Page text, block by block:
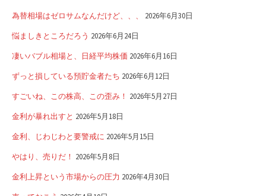
為替相場はゼロサムなんだけど、、、 2026年6月30日
悩ましきところだろう 2026年6月24日
凄いバブル相場と、日経平均株価 2026年6月16日
ずっと損している預貯金者たち 2026年6月12日
すごいね、この株高、この歪み！ 2026年5月27日
金利が暴れ出すと 2026年5月18日
金利、じわじわと要警戒に 2026年5月15日
やはり、売りだ！ 2026年5月8日
金利上昇という市場からの圧力 2026年4月30日